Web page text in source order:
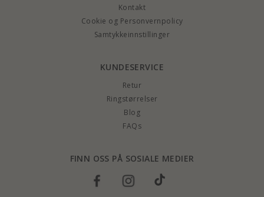
Kontakt
Cookie og Personvernpolicy
Samtykkeinnstillinger
KUNDESERVICE
Retur
Ringstørrelser
Blog
FAQs
FINN OSS PÅ SOSIALE MEDIER